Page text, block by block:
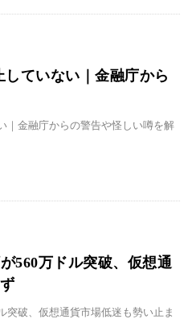
ていない｜金融庁から
｜金融庁からの警告や怪しい噂を解
560万ドル突破、仮想通
突破、仮想通貨市場低迷も勢い止ま